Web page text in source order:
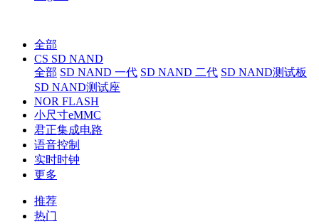
全部
CS SD NAND
全部 SD NAND 一代 SD NAND 二代 SD NAND测试板
SD NAND测试座
NOR FLASH
小尺寸eMMC
君正集成电路
语音控制
实时时钟
更多
推荐
热门